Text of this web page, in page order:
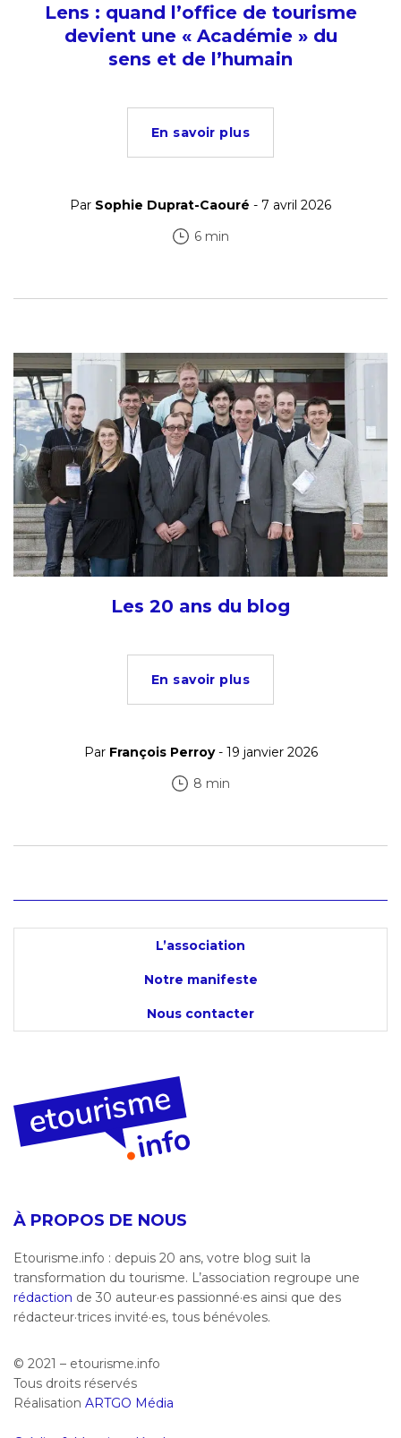
Lens : quand l’office de tourisme
devient une « Académie » du
sens et de l’humain
En savoir plus
Par Sophie Duprat-Caouré - 7 avril 2026
6 min
Les 20 ans du blog
En savoir plus
Par François Perroy- 19 janvier 2026
8 min
L’association
Notre manifeste
Nous contacter
À PROPOS DE NOUS
Etourisme.info : depuis 20 ans, votre blog suit la
transformation du tourisme. L’association regroupe une
rédaction de 30 auteur·es passionné·es ainsi que des
rédacteur·trices invité·es, tous bénévoles.
© 2021 – etourisme.info
Tous droits réservés
Réalisation ARTGO Média